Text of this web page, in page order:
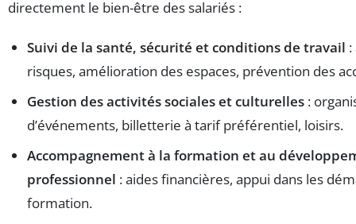
directement le bien-être des salariés :
Suivi de la santé, sécurité et conditions de travail
risques, amélioration des espaces, prévention des
Gestion des activités sociales et culturelles :
d’événements, billetterie à tarif préférentiel, loisirs.
Accompagnement à la formation et au
professionnel : aides financières, appui dans les
formation.